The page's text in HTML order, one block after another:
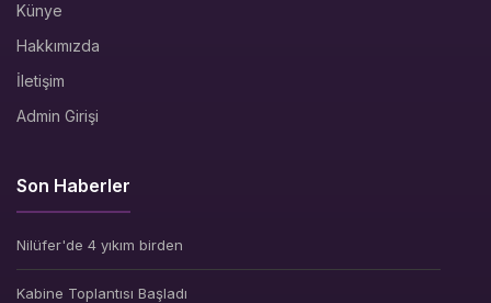
Künye
Hakkımızda
İletişim
Admin Girişi
Son Haberler
Nilüfer'de 4 yıkım birden
Kabine Toplantısı Başladı